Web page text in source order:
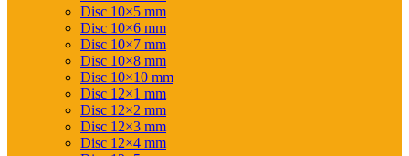
Disc 10×5 mm
Disc 10×6 mm
Disc 10×7 mm
Disc 10×8 mm
Disc 10×10 mm
Disc 12×1 mm
Disc 12×2 mm
Disc 12×3 mm
Disc 12×4 mm